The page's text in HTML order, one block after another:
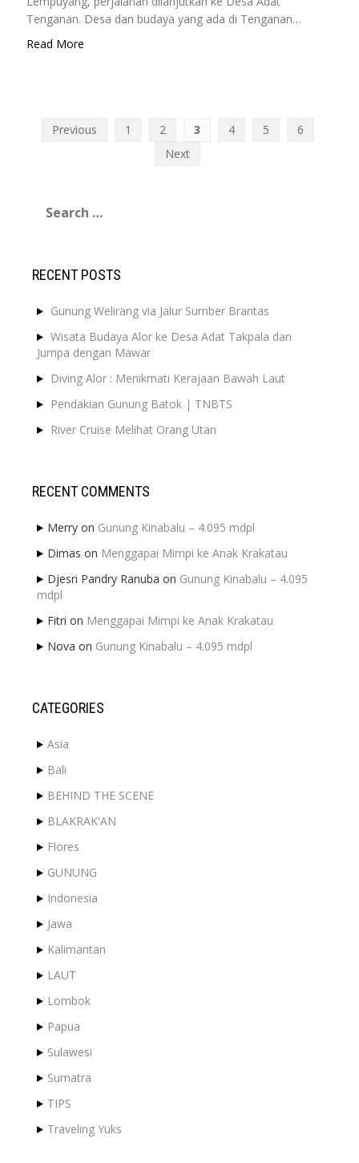
Tenganan. Desa dan budaya yang ada di Tenganan…
Read More
Posts
Previous 1 2 3 4 5
6
Next
for:
RECENT POSTS
Gunung Welirang via Jalur Sumber Brantas
Wisata Budaya Alor ke Desa Adat Takpala dan
Jumpa dengan Mawar
Diving Alor : Menikmati Kerajaan Bawah Laut
Pendakian Gunung Batok | TNBTS
River Cruise Melihat Orang Utan
RECENT COMMENTS
Merry on Gunung Kinabalu – 4.095 mdpl
Dimas on Menggapai Mimpi ke Anak Krakatau
Djesri Pandry Ranuba on Gunung Kinabalu – 4.095
mdpl
Fitri on Menggapai Mimpi ke Anak Krakatau
Nova on Gunung Kinabalu – 4.095 mdpl
CATEGORIES
Asia
Bali
BEHIND THE SCENE
BLAKRAK'AN
Flores
GUNUNG
Indonesia
Jawa
Kalimantan
LAUT
Lombok
Papua
Sulawesi
Sumatra
TIPS
Traveling Yuks